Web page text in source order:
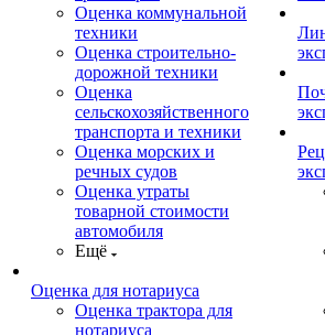
Оценка коммунальной
техники
Оценка строительно-
дорожной техники
Оценка
сельскохозяйственного
транспорта и техники
Оценка морских и
речных судов
Оценка утраты
товарной стоимости
автомобиля
Ещё
Оценка для нотариуса
Оценка трактора для
нотариуса